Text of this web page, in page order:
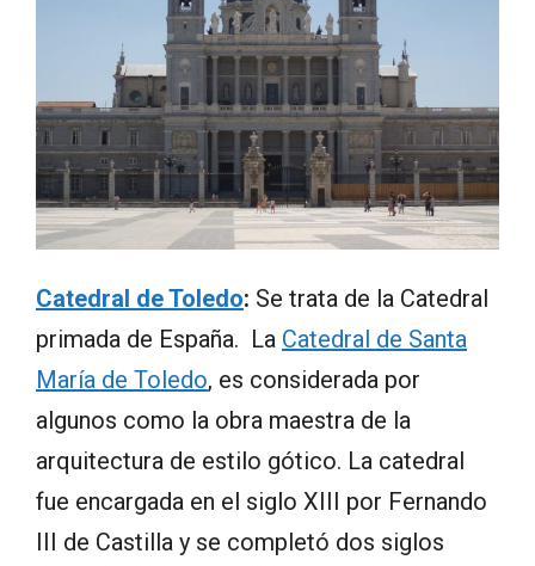
Catedral de Toledo: Se trata de la Catedral
primada de España. La Catedral de Santa
María de Toledo, es considerada por
algunos como la obra maestra de la
arquitectura de estilo gótico. La catedral
fue encargada en el siglo XIII por Fernando
III de Castilla y se completó dos siglos